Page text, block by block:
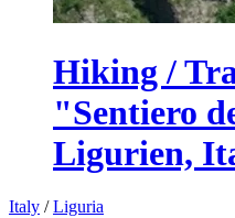
Hiking /
"Sentiero
Ligurien,
Italy /Liguria